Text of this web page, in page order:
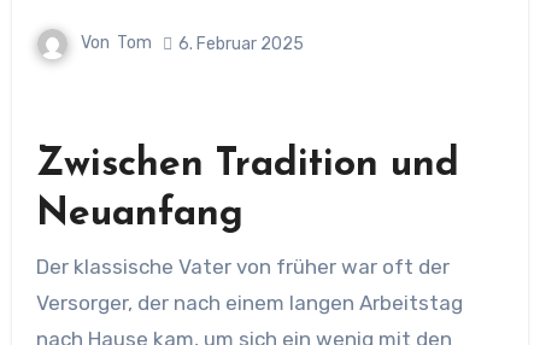
Von Tom 6. Februar 2025
Zwischen Tradition und
Neuanfang
Der klassische Vater von früher war oft der
Versorger, der nach einem langen Arbeitstag
nach Hause kam, um sich ein wenig mit den